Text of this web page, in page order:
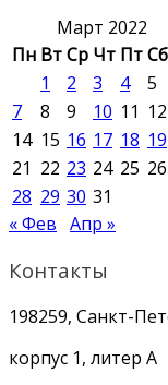
Март 2022
Пн ВтСр Чт ПтСб
1
2 3 4 5
7
8 9 10 11 12
14 15 16 17 18 19
21 22 23 24 25 26
28 29 30 31
« Фев Апр »
Контакты
198259, Санкт-
корпус 1, литер А